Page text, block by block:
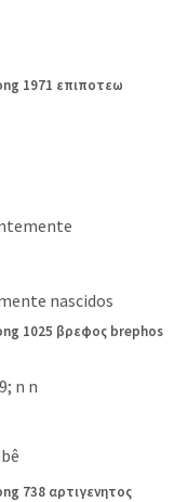
1971 επιποτεω
nascidos
1025 βρεφος brephos
n n
738 αρτιγενητος